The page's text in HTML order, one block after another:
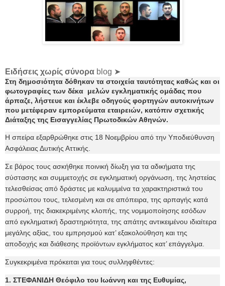
Ειδήσεις χωρίς σύνορα blog ➤
Στη δημοσιότητα δόθηκαν τα στοιχεία ταυτότητας καθώς και οι
φωτογραφίες των δέκα μελών εγκληματικής ομάδας που
άρπαζε, λήστευε και έκλεβε οδηγούς φορτηγών αυτοκινήτων
που μετέφεραν εμπορεύματα εταιρειών, κατόπιν σχετικής
Διάταξης της Εισαγγελίας Πρωτοδικών Αθηνών.
Η σπείρα εξαρθρώθηκε στις 18 Νοεμβρίου από την Υποδιεύθυνση
Ασφάλειας Δυτικής Αττικής.
Σε βάρος τους ασκήθηκε ποινική δίωξη για τα αδικήματα της
σύστασης και συμμετοχής σε εγκληματική οργάνωση, της ληστείας
τελεσθείσας από δράστες με καλυμμένα τα χαρακτηριστικά του
προσώπου τους, τελεσμένη και σε απόπειρα, της αρπαγής κατά
συρροή, της διακεκριμένης κλοπής, της νομιμοποίησης εσόδων
από εγκληματική δραστηριότητα, της απάτης αντικειμένου ιδιαίτερα
μεγάλης αξίας, του εμπρησμού κατ’ εξακολούθηση και της
αποδοχής και διάθεσης προϊόντων εγκλήματος κατ’ επάγγελμα.
Συγκεκριμένα πρόκειται για τους συλληφθέντες:
1. ΣΤΕΦΑΝΙΔΗ Θεόφιλο του Ιωάννη και της Ευθυμίας,